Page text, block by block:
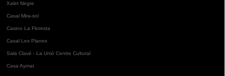
Xalet Negre
Casal Mira-sol
Casino La Floresta
Casal Les Planes
Sala Clavé - La Unió Centre Cultural
Casa Aymat